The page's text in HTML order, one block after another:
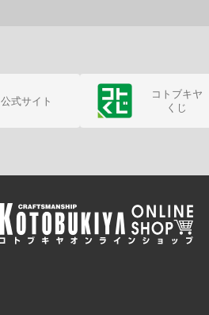
公式サイト
コトブキヤ
くじ